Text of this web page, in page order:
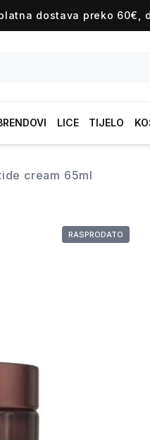
dostava preko 60€,
LICE TIJELO
cream 65ml
RASPRODATO